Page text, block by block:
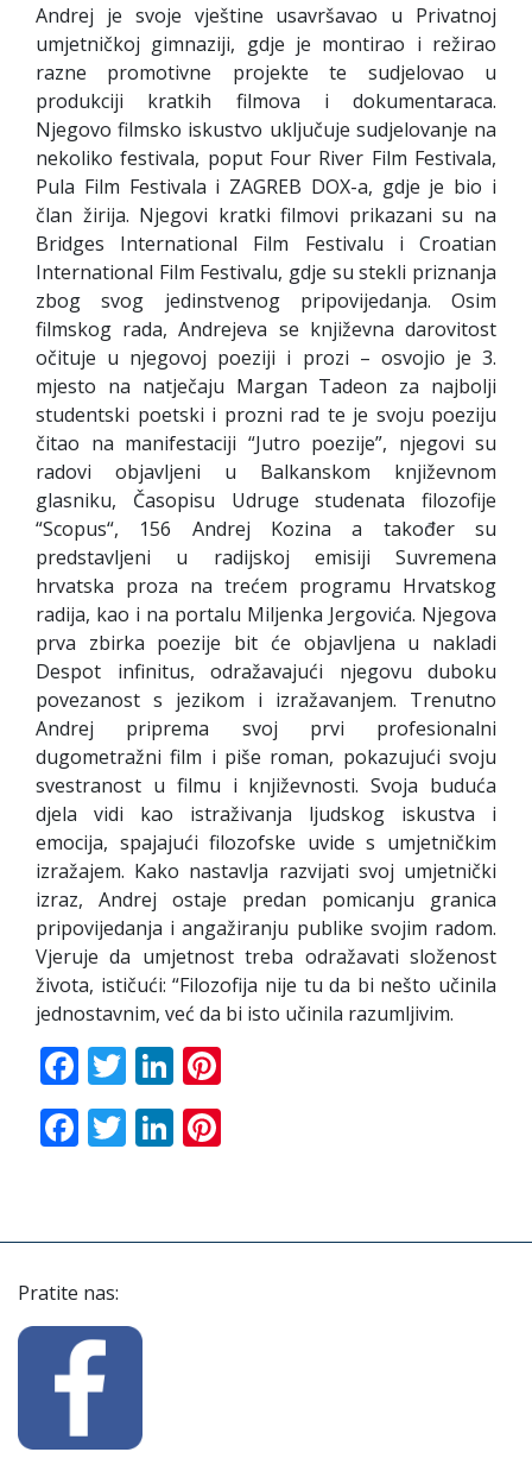
Andrej je svoje vještine usavršavao u Privatnoj
umjetničkoj gimnaziji, gdje je montirao i režirao
razne promotivne projekte te sudjelovao u
produkciji kratkih filmova i dokumentaraca.
Njegovo filmsko iskustvo uključuje sudjelovanje na
nekoliko festivala, poput Four River Film Festivala,
Pula Film Festivala i ZAGREB DOX-a, gdje je bio i
član žirija. Njegovi kratki filmovi prikazani su na
Bridges International Film Festivalu i Croatian
International Film Festivalu, gdje su stekli priznanja
zbog svog jedinstvenog pripovijedanja. Osim
filmskog rada, Andrejeva se književna darovitost
očituje u njegovoj poeziji i prozi – osvojio je 3.
mjesto na natječaju Margan Tadeon za najbolji
studentski poetski i prozni rad te je svoju poeziju
čitao na manifestaciji “Jutro poezije”, njegovi su
radovi objavljeni u Balkanskom književnom
glasniku, Časopisu Udruge studenata filozofije
“Scopus“, 156 Andrej Kozina a također su
predstavljeni u radijskoj emisiji Suvremena
hrvatska proza na trećem programu Hrvatskog
radija, kao i na portalu Miljenka Jergovića. Njegova
prva zbirka poezije bit će objavljena u nakladi
Despot infinitus, odražavajući njegovu duboku
povezanost s jezikom i izražavanjem. Trenutno
Andrej priprema svoj prvi profesionalni
dugometražni film i piše roman, pokazujući svoju
svestranost u filmu i književnosti. Svoja buduća
djela vidi kao istraživanja ljudskog iskustva i
emocija, spajajući filozofske uvide s umjetničkim
izražajem. Kako nastavlja razvijati svoj umjetnički
izraz, Andrej ostaje predan pomicanju granica
pripovijedanja i angažiranju publike svojim radom.
Vjeruje da umjetnost treba odražavati složenost
života, ističući: “Filozofija nije tu da bi nešto učinila
jednostavnim, već da bi isto učinila razumljivim.
Facebook
TwitterLinkedIn
Facebook
TwitterLinkedIn
Pratite nas: